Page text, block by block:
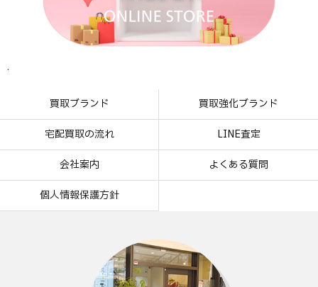
.
買取ブランド 買取強化ブランド
宅配買取の流れ LINE査定
会社案内 よくある質問
個人情報保護方針